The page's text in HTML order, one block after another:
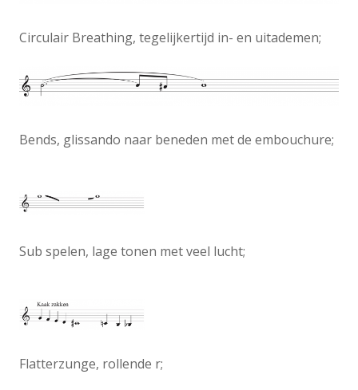
Circulair Breathing, tegelijkertijd in- en uitademen;
Bends, glissando naar beneden met de embouchure;
Sub spelen, lage tonen met veel lucht;
Flatterzunge, rollende r;